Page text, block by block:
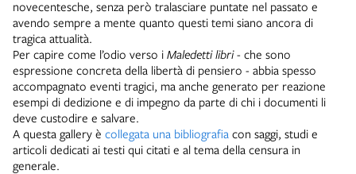
novecentesche, senza però tralasciare puntate nel passato e
avendo sempre a mente quanto questi temi siano ancora di
tragica attualità.
Per capire come l’odio verso i Maledetti libri- che sono
espressione concreta della libertà di pensiero - abbia spesso
accompagnato eventi tragici, ma anche generato per reazione
esempi di dedizione e di impegno da parte di chi i documenti li
deve custodire e salvare.
A questa gallery è collegata una bibliografia con saggi, studi e
articoli dedicati ai testi qui citati e al tema della censura in
generale.